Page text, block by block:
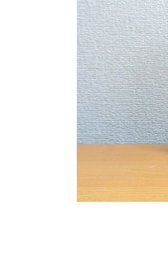
訊